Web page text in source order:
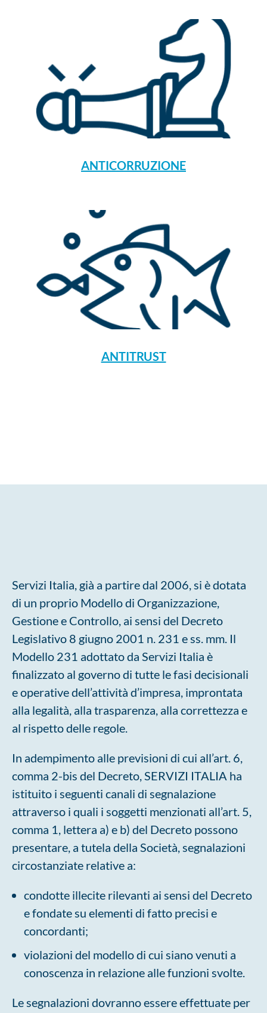
ANTICORRUZIONE
ANTITRUST
Servizi Italia, già a partire dal 2006, si è dotata
di un proprio Modello di Organizzazione,
Gestione e Controllo, ai sensi del Decreto
Legislativo 8 giugno 2001 n. 231 e ss. mm. Il
Modello 231 adottato da Servizi Italia è
finalizzato al governo di tutte le fasi decisionali
e operative dell’attività d’impresa, improntata
alla legalità, alla trasparenza, alla correttezza e
al rispetto delle regole.
In adempimento alle previsioni di cui all’art. 6,
comma 2-bis del Decreto, SERVIZI ITALIA ha
istituito i seguenti canali di segnalazione
attraverso i quali i soggetti menzionati all’art. 5,
comma 1, lettera a) e b) del Decreto possono
presentare, a tutela della Società, segnalazioni
circostanziate relative a:
condotte illecite rilevanti ai sensi del Decreto
e fondate su elementi di fatto precisi e
concordanti;
violazioni del modello di cui siano venuti a
conoscenza in relazione alle funzioni svolte.
Le segnalazioni dovranno essere effettuate per